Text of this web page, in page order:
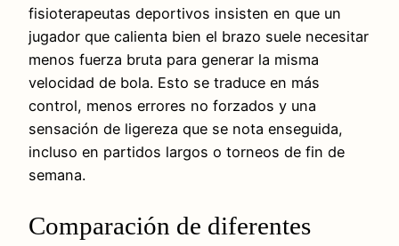
fisioterapeutas deportivos insisten en que un
jugador que calienta bien el brazo suele necesitar
menos fuerza bruta para generar la misma
velocidad de bola. Esto se traduce en más
control, menos errores no forzados y una
sensación de ligereza que se nota enseguida,
incluso en partidos largos o torneos de fin de
semana.
Comparación de diferentes